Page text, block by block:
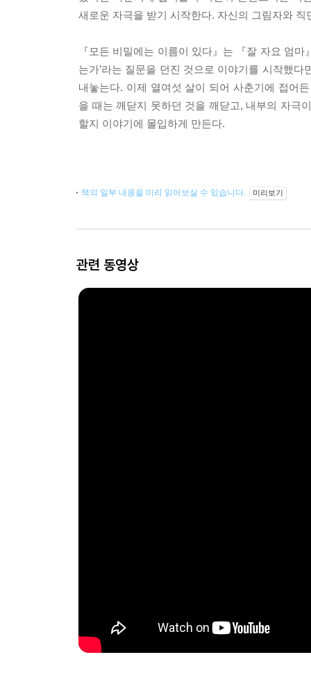
새로운 자극을 받기 시작한다. 자신의 그림자와
『모든 비밀에는 이름이 있다』는 『잘 자요 엄
는가’라는 질문을 던진 것으로 이야기를 시작했
내놓는다. 이제 열여섯 살이 되어 사춘기에 접어
을 때는 깨닫지 못하던 것을 깨닫고, 내부의 자극
할지 이야기에 몰입하게 만든다.
책의 일부 내용을 미리 읽어보실 수 있습니다. 미리보기
관련 동영상